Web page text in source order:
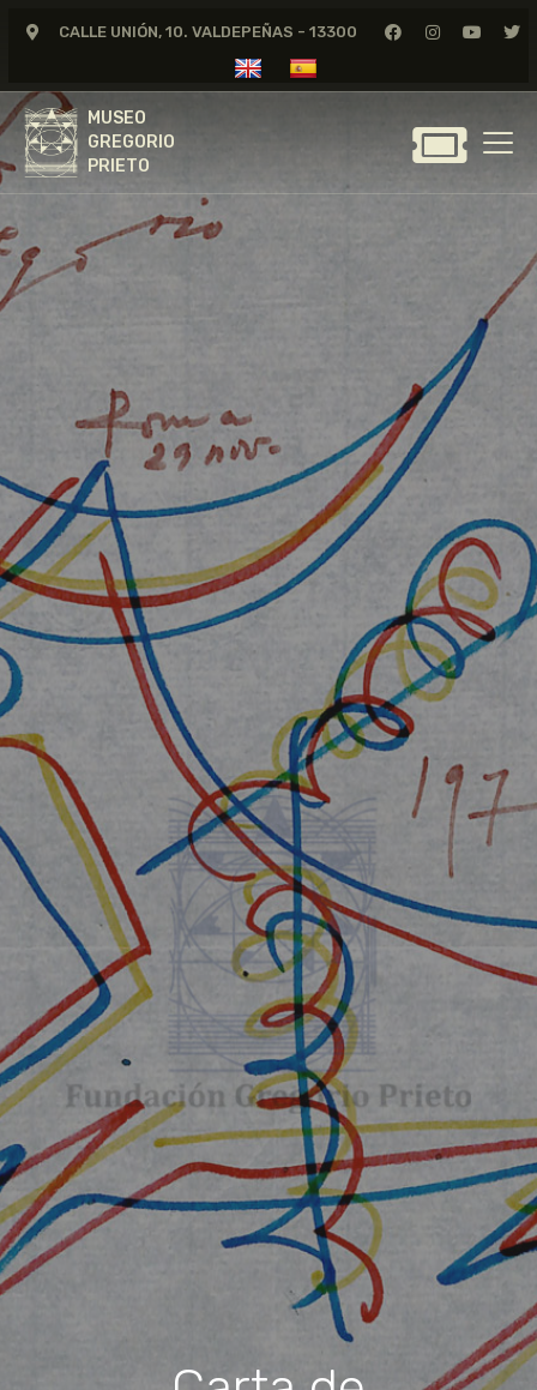
CALLE UNIÓN, 10. VALDEPEÑAS - 13300
MUSEO
GREGORIO
PRIETO
MUSEO
GREGORIO
GREGORIO PRIETO
MUSEO
TIENDA
NOTICIAS